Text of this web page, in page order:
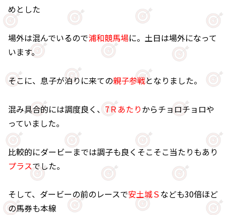
めとした
場外は混んでいるので浦和競馬場に。土日は場外になって
います。
そこに、息子が泊りに来ての親子参戦となりました。
混み具合的には調度良く、 7Ｒあたりからチョロチョロや
っていました。
比較的にダービーまでは調子も良くそこそこ当たりもあり
プラスでした。
そして、ダービーの前のレースで安土城Ｓなども30倍ほど
の馬券も本線